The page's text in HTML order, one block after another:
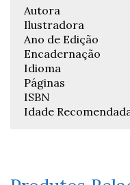
Autora
Ilustradora
Ano de Edição
Encadernação
Idioma
Páginas
ISBN
Idade